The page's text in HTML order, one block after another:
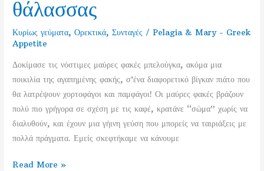
θάλασσας
Κυρίως γεύματα,Ορεκτικά,Συνταγές /Pelagia & Mary - Greek
Appetite
Δοκίμασε τις νόστιμες μαύρες φακές μπελούγκα, ακόμα μια
ποικιλία της αγαπημένης φακής, σ’ένα διαφορετικό βίγκαν πιάτο που
θα λατρέψουν χορτοφάγοι και παμφάγοι! Οι μαύρες φακές βράζουν
πολύ πιο γρήγορα σε σχέση με τις καφέ, κρατάνε “σώμα” χωρίς να
διαλυθούν, και έχουν μια γήινη γεύση που μπορείς να ταιριάξεις με
πολλά πράγματα. Εμείς σκεφτήκαμε να κάνουμε
Γεμιστές
Read More »